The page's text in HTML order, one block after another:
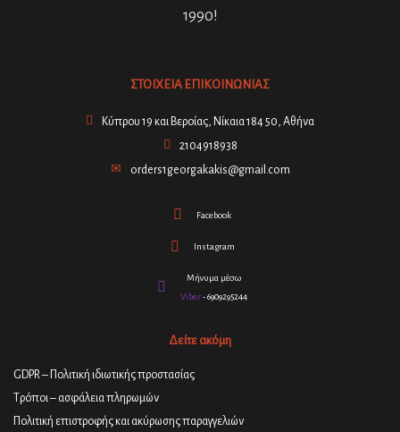
1990!
ΣΤΟΙΧΕΙΑ ΕΠΙΚΟΙΝΩΝΙΑΣ
Κύπρου 19 και Βεροίας, Νίκαια 184 50, Αθήνα
2104918938
orders1georgakakis@gmail.com
Facebook
Instagram
Μήνυμα μέσω
Viber- 6909295244
Δείτε ακόμη
GDPR – Πολιτική ιδιωτικής προστασίας
Τρόποι – ασφάλεια πληρωμών
Πολιτική επιστροφής και ακύρωσης παραγγελιών